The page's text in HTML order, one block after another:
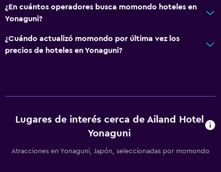
¿En cuántos operadores busca momondo hoteles en
Yonaguni?
¿Cuándo actualizó momondo por última vez los
precios de hoteles en Yonaguni?
Lugares de interés cerca de Ailand Hotel
Yonaguni
Atracciones en Yonaguni, Japón, seleccionadas por momondo